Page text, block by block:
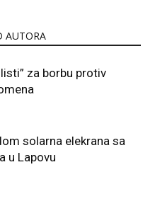
AUTORA
listi” za borbu protiv
solarna elekrana sa
u Lapovu